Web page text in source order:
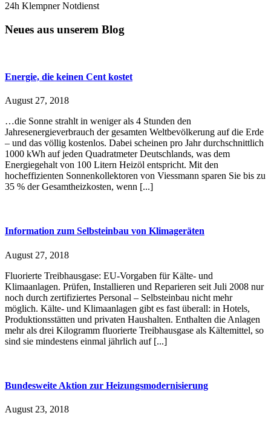
24h Klempner Notdienst
Neues aus unserem Blog
Energie, die keinen Cent kostet
August 27, 2018
…die Sonne strahlt in weniger als 4 Stunden den
Jahresenergieverbrauch der gesamten Weltbevölkerung auf die Erde
– und das völlig kostenlos. Dabei scheinen pro Jahr durchschnittlich
1000 kWh auf jeden Quadratmeter Deutschlands, was dem
Energiegehalt von 100 Litern Heizöl entspricht. Mit den
hocheffizienten Sonnenkollektoren von Viessmann sparen Sie bis zu
35 % der Gesamtheizkosten, wenn [...]
Information zum Selbsteinbau von Klimageräten
August 27, 2018
Fluorierte Treibhausgase: EU-Vorgaben für Kälte- und
Klimaanlagen. Prüfen, Installieren und Reparieren seit Juli 2008 nur
noch durch zertifiziertes Personal – Selbsteinbau nicht mehr
möglich. Kälte- und Klimaanlagen gibt es fast überall: in Hotels,
Produktionsstätten und privaten Haushalten. Enthalten die Anlagen
mehr als drei Kilogramm fluorierte Treibhausgase als Kältemittel, so
sind sie mindestens einmal jährlich auf [...]
Bundesweite Aktion zur Heizungsmodernisierung
August 23, 2018